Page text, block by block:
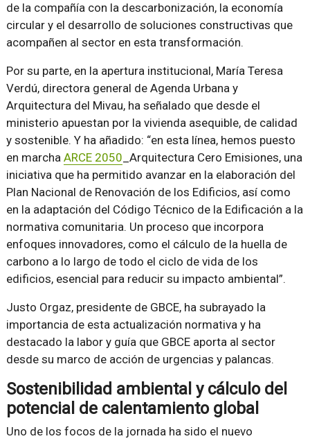
de la compañía con la descarbonización, la economía
circular y el desarrollo de soluciones constructivas que
acompañen al sector en esta transformación.
Por su parte, en la apertura institucional, María Teresa
Verdú, directora general de Agenda Urbana y
Arquitectura del Mivau, ha señalado que desde el
ministerio apuestan por la vivienda asequible, de calidad
y sostenible. Y ha añadido: “en esta línea, hemos puesto
en marcha ARCE 2050 _Arquitectura Cero Emisiones, una
iniciativa que ha permitido avanzar en la elaboración del
Plan Nacional de Renovación de los Edificios, así como
en la adaptación del Código Técnico de la Edificación a la
normativa comunitaria. Un proceso que incorpora
enfoques innovadores, como el cálculo de la huella de
carbono a lo largo de todo el ciclo de vida de los
edificios, esencial para reducir su impacto ambiental”.
Justo Orgaz, presidente de GBCE, ha subrayado la
importancia de esta actualización normativa y ha
destacado la labor y guía que GBCE aporta al sector
desde su marco de acción de urgencias y palancas.
Sostenibilidad ambiental y cálculo del
potencial de calentamiento global
Uno de los focos de la jornada ha sido el nuevo